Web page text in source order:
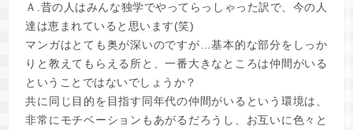
Ａ.昔の人はみんな独学でやってらっしゃった訳で、今の人
達は恵まれていると思います(笑)
マンガはとても奥が深いのですが…基本的な部分をしっか
りと教えてもらえる所と、一番大きなところは仲間がいる
ということではないでしょうか？
共に同じ目的を目指す同年代の仲間がいるという環境は、
非常にモチベーションもあがるだろうし、お互いに色々と